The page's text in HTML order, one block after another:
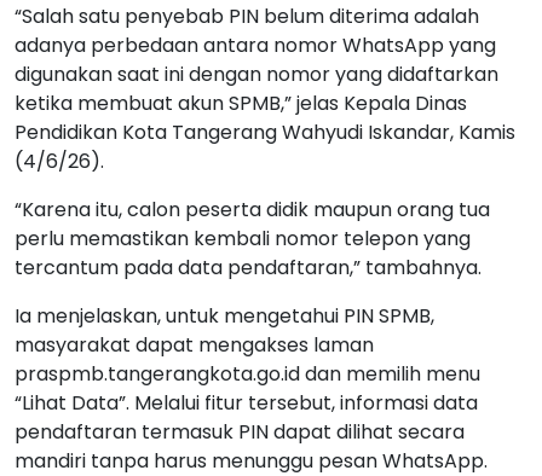
“Salah satu penyebab PIN belum diterima adalah
adanya perbedaan antara nomor WhatsApp yang
digunakan saat ini dengan nomor yang didaftarkan
ketika membuat akun SPMB,” jelas Kepala Dinas
Pendidikan Kota Tangerang Wahyudi Iskandar, Kamis
(4/6/26).
“Karena itu, calon peserta didik maupun orang tua
perlu memastikan kembali nomor telepon yang
tercantum pada data pendaftaran,” tambahnya.
Ia menjelaskan, untuk mengetahui PIN SPMB,
masyarakat dapat mengakses laman
praspmb.tangerangkota.go.id dan memilih menu
“Lihat Data”. Melalui fitur tersebut, informasi data
pendaftaran termasuk PIN dapat dilihat secara
mandiri tanpa harus menunggu pesan WhatsApp.